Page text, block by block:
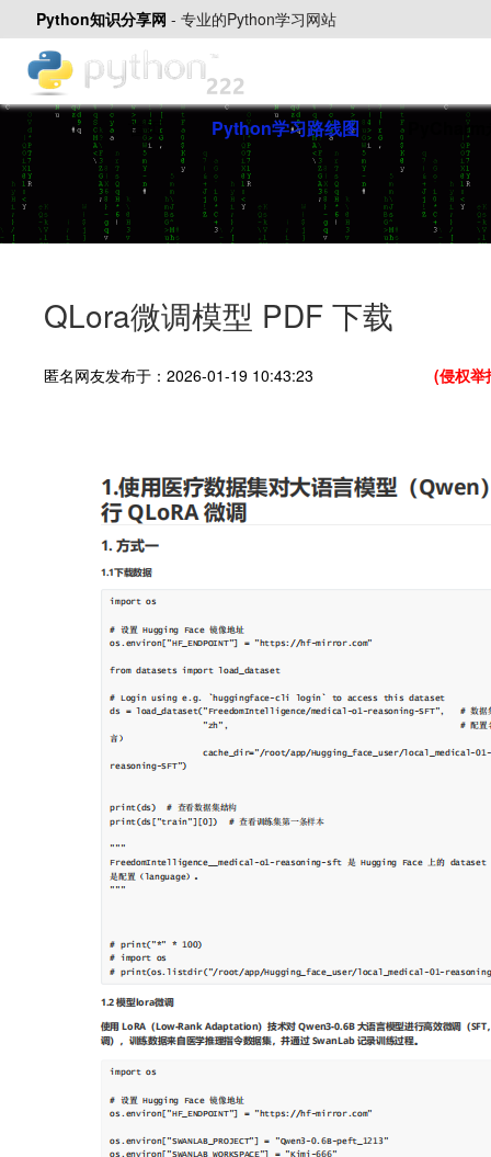
Python知识分享网 - 专业的Python学习网站
首页 Python学习路线图
QLora微调模型 PDF 下载
匿名网友发布于：2026-01-19 10:43:23 (侵权举